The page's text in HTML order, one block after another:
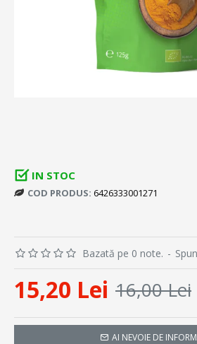
IN STOC
COD PRODUS: 6426333001271
Bazată pe 0 note. -
15,20 Lei 16,00 Lei
AI NEVOIE DE